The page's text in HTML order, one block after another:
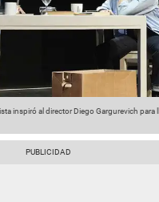
inspiró al director Diego Gargurevich para